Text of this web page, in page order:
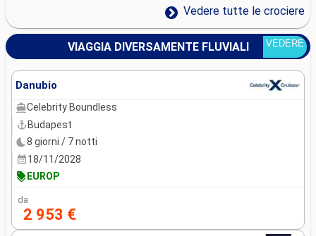
Vedere tutte le crociere
VIAGGIA DIVERSAMENTE FLUVIALI VEDERE
Danubio
Celebrity Boundless
Budapest
8 giorni / 7 notti
18/11/2028
EUROP
da
2 953 €